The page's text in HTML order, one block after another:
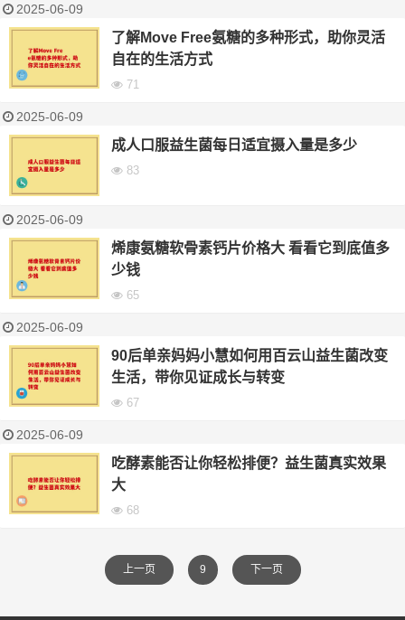
2025-06-09
了解Move Free氨糖的多种形式，助你灵活
自在的生活方式
71
2025-06-09
成人口服益生菌每日适宜摄入量是多少
83
2025-06-09
烯康氨糖软骨素钙片价格大 看看它到底值多
少钱
65
2025-06-09
90后单亲妈妈小慧如何用百云山益生菌改变
生活，带你见证成长与转变
67
2025-06-09
吃酵素能否让你轻松排便？益生菌真实效果
大
68
上一页 9 下一页